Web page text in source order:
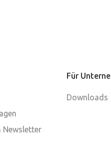
Newsletter
Für
Downloads